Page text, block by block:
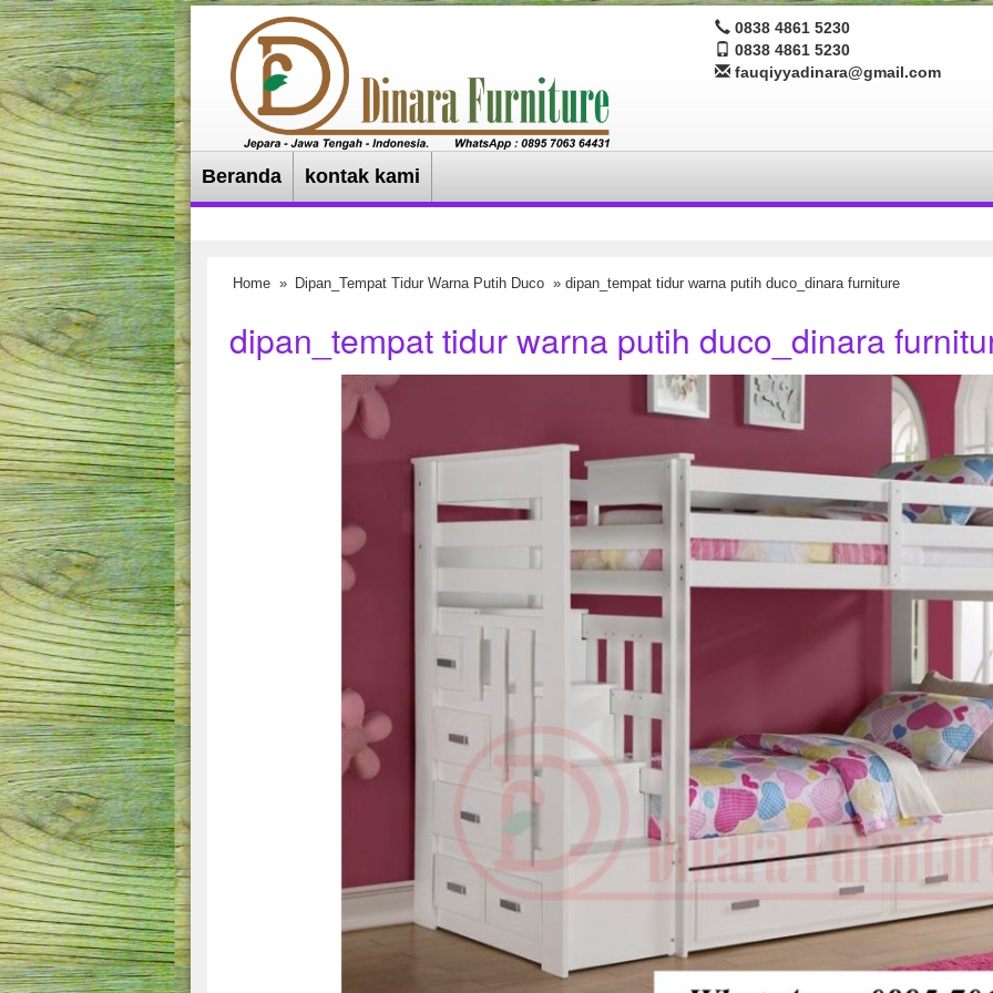
0838 4861 5230
0838 4861 5230
fauqiyyadinara@gmail.com
Beranda kontak kami
Home » Dipan_Tempat Tidur Warna Putih Duco » dipan_tempat tidur warna putih duco_dinara furniture
dipan_tempat tidur warna putih duco_dinara